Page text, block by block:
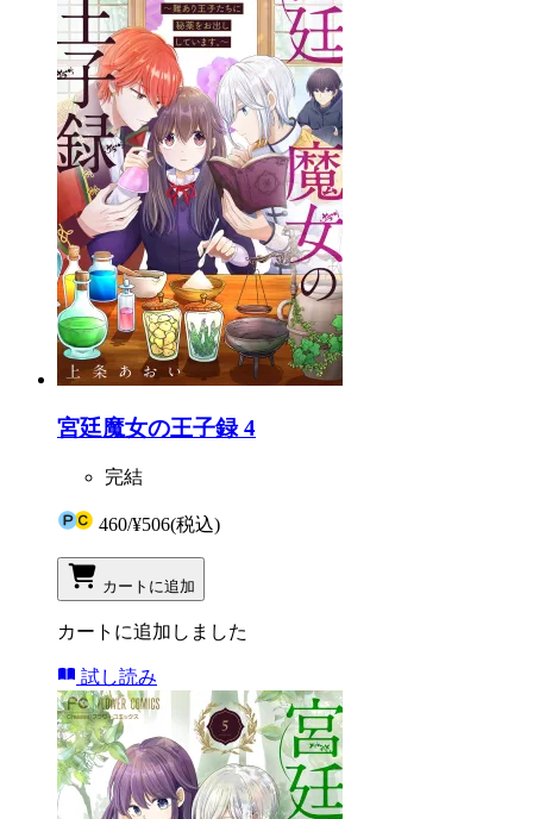
宮廷魔女の王子録 4
完結
460/¥506(税込)
カートに追加
カートに追加しました
試し読み